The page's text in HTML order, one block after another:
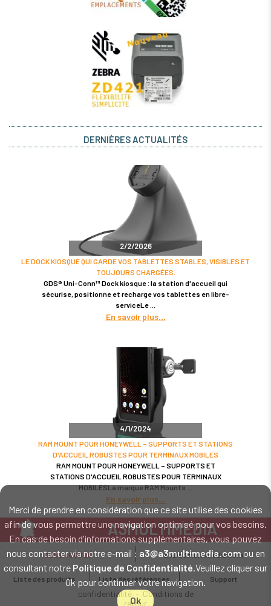
Merci de prendre en considération que ce site utilise des cookies
afin de vous permettre une navigation optimisé pour vos besoins.
En cas de besoin d'informations supplémentaires, vous pouvez
nous contacter via notre e-mail : a3@a3multimedia.comou en
consultant notre Politique de Confidentialité.Veuillez cliquer sur
Ok pour continuer votre navigation.
Ok
DERNIÈRES ACTUALITÉS
2/2/2026
LE DOCK KIOSQUE QUI GARDE VOS TABLETTES STABLES, VISIBLES ET
TOUJOURS CHARGÉES.
GDS® Uni-Conn™ Dock kiosque : la station d'accueil qui
sécurise, positionne et recharge vos tablettes en libre-
serviceLe
En savoir plus
4/1/2024
RAM MOUNT POUR HONEYWELL – SUPPORTS ET STATIONS
D'ACCUEIL ROBUSTES POUR TERMINAUX MOBILES
RAM MOUNT POUR HONEYWELL – SUPPORTS ET
STATIONS D'ACCUEIL ROBUSTES POUR TERMINAUX
MOBILESLa marque RAM Mounts
En savoir plus
A3MULTIMEDIA
LE SPÉCIALISTE MATÉRIEL ET LOGICIEL CODE BARRE
Intervention sur tout le territoire : Cholet - Nantes - Angers - Rennes - Le
Mans - Bordeaux - Paris - Lille - Brest - Toulouse - Marseille - Poitiers -
Caen - Lyon - Reims - Lorient - Vannes - Quimper - Rouen
02 52 45 00 20 a3@a3multimedia.com
Liste des produits Liste des références Support
Mentions légales-Politique de
confidentialité - Conditions de
retour